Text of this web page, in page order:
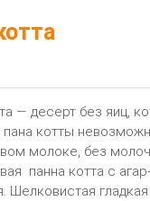
— десерт без яиц,
котты
молоке, без
панна котта с
Шелковистая